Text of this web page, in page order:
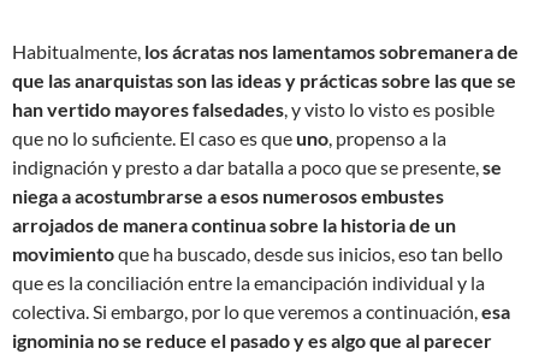
Habitualmente, los ácratas nos lamentamos sobremanera de
que las anarquistas son las ideas y prácticas sobre las que se
han vertido mayores falsedades, y visto lo visto es posible
que no lo suficiente. El caso es queuno, propenso a la
indignación y presto a dar batalla a poco que se presente,se
niega a acostumbrarse a esos numerosos embustes
arrojados de manera continua sobre la historia de un
movimientoque ha buscado, desde sus inicios, eso tan bello
que es la conciliación entre la emancipación individual y la
colectiva. Si embargo, por lo que veremos a continuación,esa
ignominia no se reduce el pasado y es algo que al parecer